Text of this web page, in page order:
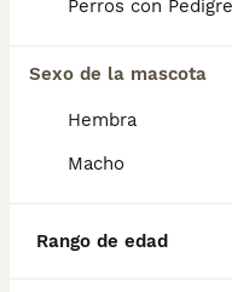
Perros con
Sexo de la mascota
Hembra
Macho
Rango de edad
esbelta de tipo
¿Cómo se